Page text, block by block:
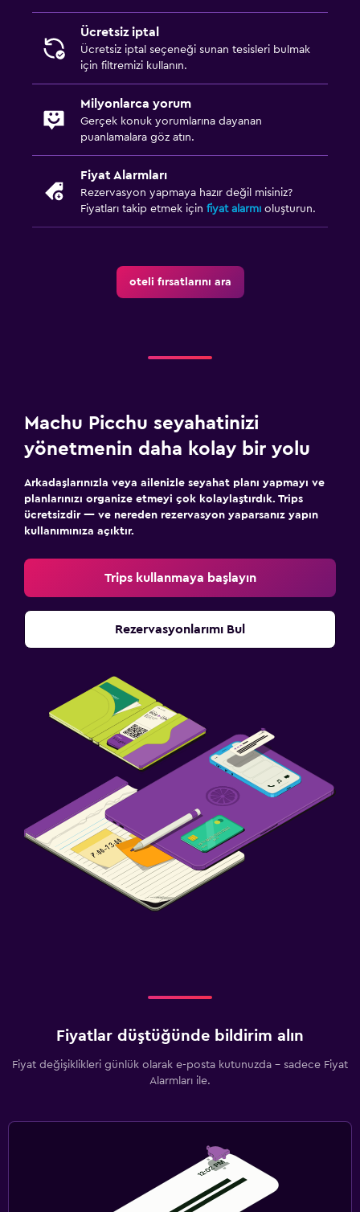
Ücretsiz iptal
Ücretsiz iptal seçeneği sunan tesisleri bulmak
için filtremizi kullanın.
Milyonlarca yorum
Gerçek konuk yorumlarına dayanan
puanlamalara göz atın.
Fiyat Alarmları
Rezervasyon yapmaya hazır değil misiniz?
Fiyatları takip etmek için fiyat alarmı oluşturun.
oteli fırsatlarını ara
Machu Picchu seyahatinizi
yönetmenin daha kolay bir yolu
Arkadaşlarınızla veya ailenizle seyahat planı yapmayı ve
planlarınızı organize etmeyi çok kolaylaştırdık. Trips
ücretsizdir — ve nereden rezervasyon yaparsanız yapın
kullanımınıza açıktır.
Trips kullanmaya başlayın
Rezervasyonlarımı Bul
Fiyatlar düştüğünde bildirim alın
Fiyat değişiklikleri günlük olarak e-posta kutunuzda - sadece Fiyat
Alarmları ile.